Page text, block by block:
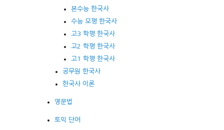
본수능 한국사
수능 모평 한국사
고3 학평 한국사
고2 학평 한국사
고1 학평 한국사
공무원 한국사
한국사 이론
영문법
토익 단어